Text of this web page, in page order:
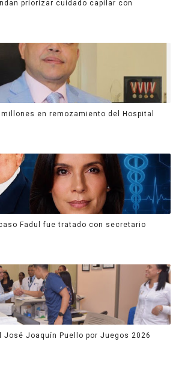
priorizar cuidado capilar con
millones en remozamiento del Hospital
Fadul fue tratado con secretario
José Joaquín Puello por Juegos 2026